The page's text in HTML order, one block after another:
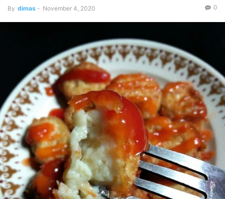
By dimas - November 4, 2020 0